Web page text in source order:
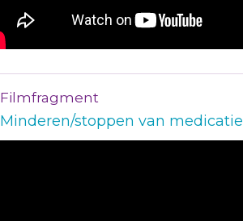
Filmfragment
Minderen/stoppen van medicatie